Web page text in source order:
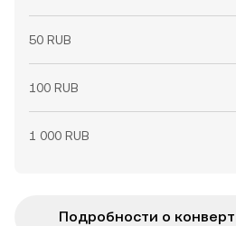
50 RUB
100 RUB
1 000 RUB
Подробности о